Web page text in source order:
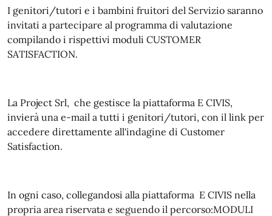
I genitori/tutori e i bambini fruitori del Servizio saranno
invitati a partecipare al programma di valutazione
compilando i rispettivi moduli CUSTOMER
SATISFACTION.
La Project Srl, che gestisce la piattaforma E CIVIS,
invierà una e-mail a tutti i genitori/tutori, con il link per
accedere direttamente all'indagine di Customer
Satisfaction.
In ogni caso, collegandosi alla piattaforma E CIVIS nella
propria area riservata e seguendo il percorso:MODULI